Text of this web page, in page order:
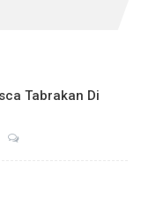
Tabrakan Di